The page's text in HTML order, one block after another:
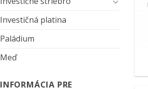
Investičná platina
Paládium
Meď
INFORMÁCIA PRE